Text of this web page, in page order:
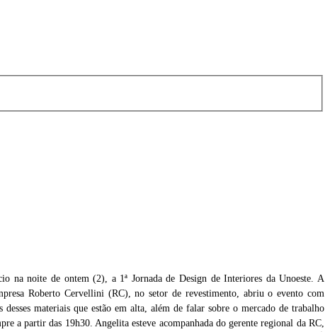
Foto: Mariana Tavares
na noite de ontem (2), a 1ª Jornada de Design de Interiores da Unoeste. A
Roberto Cervellini (RC), no setor de revestimento, abriu o evento com
materiais que estão em alta, além de falar sobre o mercado de trabalho
a partir das 19h30. Angelita esteve acompanhada do gerente regional da RC,